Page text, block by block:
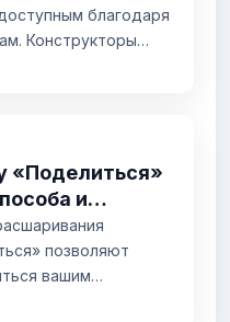
благодаря
Конструкторы
редакторы
и понимание
для создания
платформы
к дизайну.
Block
«Поделиться»
и
позволяют
вашим
Это